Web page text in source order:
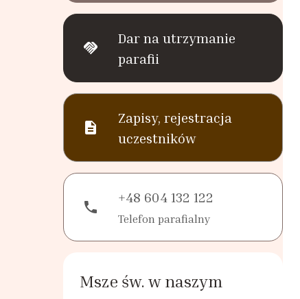
handshake
Dar na utrzymanie
parafii
description
Zapisy, rejestracja
uczestników
phone
+48 604 132 122
Telefon parafialny
Msze św. w naszym